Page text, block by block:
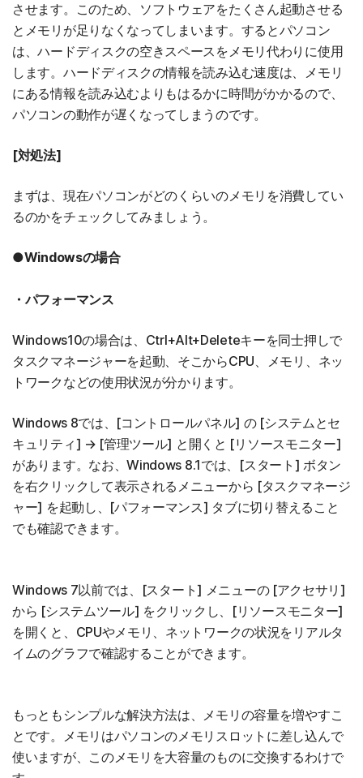
させます。このため、ソフトウェアをたくさん起動させる
とメモリが足りなくなってしまいます。するとパソコン
は、ハードディスクの空きスペースをメモリ代わりに使用
します。ハードディスクの情報を読み込む速度は、メモリ
にある情報を読み込むよりもはるかに時間がかかるので、
パソコンの動作が遅くなってしまうのです。
[対処法]
まずは、現在パソコンがどのくらいのメモリを消費してい
るのかをチェックしてみましょう。
●Windowsの場合
・パフォーマンス
Windows10の場合は、Ctrl+Alt+Deleteキーを同士押しで
タスクマネージャーを起動、そこからCPU、メモリ、ネッ
トワークなどの使用状況が分かります。
Windows 8では、[コントロールパネル] の [システムとセ
キュリティ] → [管理ツール] と開くと [リソースモニター]
があります。なお、Windows 8.1では、[スタート] ボタン
を右クリックして表示されるメニューから [タスクマネージ
ャー] を起動し、[パフォーマンス] タブに切り替えること
でも確認できます。
Windows 7以前では、[スタート] メニューの [アクセサリ]
から [システムツール] をクリックし、[リソースモニター]
を開くと、CPUやメモリ、ネットワークの状況をリアルタ
イムのグラフで確認することができます。
もっともシンプルな解決方法は、メモリの容量を増やすこ
とです。メモリはパソコンのメモリスロットに差し込んで
使いますが、このメモリを大容量のものに交換するわけで